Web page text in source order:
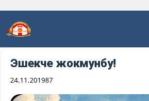
Эшекче жокмунбу!
24.11.201987